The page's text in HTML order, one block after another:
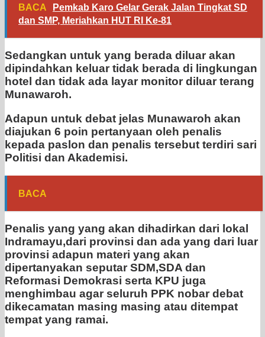
BACA
Pemkab Karo Gelar Gerak Jalan Tingkat SD
dan SMP, Meriahkan HUT RI Ke-81
Sedangkan untuk yang berada diluar akan
dipindahkan keluar tidak berada di lingkungan
hotel dan tidak ada layar monitor diluar terang
Munawaroh.
Adapun untuk debat jelas Munawaroh akan
diajukan 6 poin pertanyaan oleh penalis
kepada paslon dan penalis tersebut terdiri sari
Politisi dan Akademisi.
BACA
Penalis yang yang akan dihadirkan dari lokal
Indramayu,dari provinsi dan ada yang dari luar
provinsi adapun materi yang akan
dipertanyakan seputar SDM,SDA dan
Reformasi Demokrasi serta KPU juga
menghimbau agar seluruh PPK nobar debat
dikecamatan masing masing atau ditempat
tempat yang ramai.